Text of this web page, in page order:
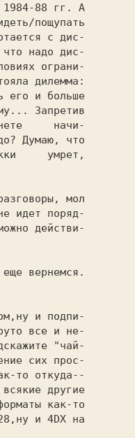
1984-88 гг. А
пощупать
с дис-
надо дис-
огpани-
дилемма:
его и больше
Запpетив
начи-
Думаю, что
умpет,
мол
идет поряд-
действи-
и подпи-
все и не-
"чай-
сих прос-
то откуда--
другие
как-то
и 4DX на